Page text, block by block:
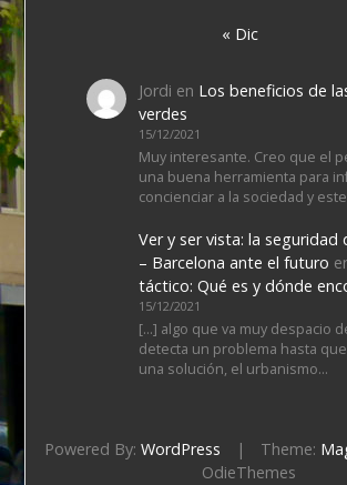
« Dic
Jordi en Los beneficios de
verdes
15/12/2021
Muy interesante. Creo que el
una buena herramienta para
concienciar a la sociedad y
Ver y ser vista: la seguridad
– Barcelona ante el futuro
táctico: Qué es y dónde
15/12/2021
[…] algo que va muy despacio
detecta un problema hasta
una solución, el urbanismo…
Powered By: WordPress | Theme:
OdieThemes